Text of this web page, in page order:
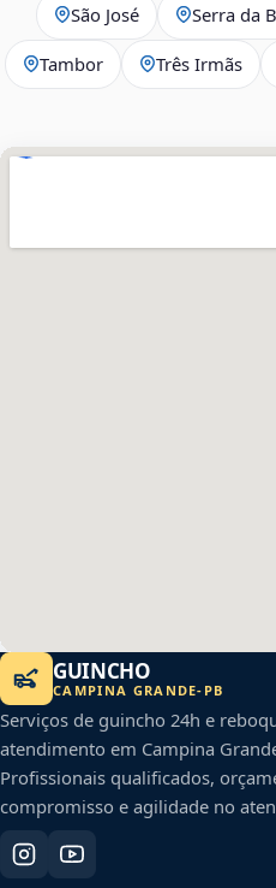
São José Serra da
Tambor Três Irmãs
GUINCHO
CAMPINA GRANDE- PB
Serviços de guincho 24h e
atendimento em Campina
Profissionais qualificados,
compromisso e agilidade no